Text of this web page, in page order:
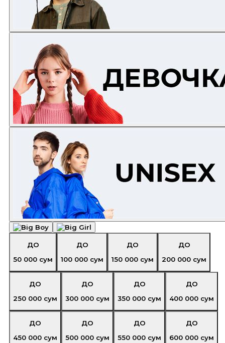
ДО
50 000 сум
ДО
100 000 сум
ДО
150 000 сум
ДО
200 000 сум
ДО
250 000 сум
ДО
300 000 сум
ДО
350 000 сум
ДО
400 000 сум
ДО
450 000 сум
ДО
500 000 сум
ДО
550 000 сум
ДО
600 000 сум